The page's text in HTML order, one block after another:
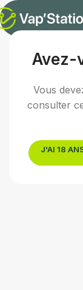
Avez-
Vous
consulter
J'AI 18
Accueil /E-